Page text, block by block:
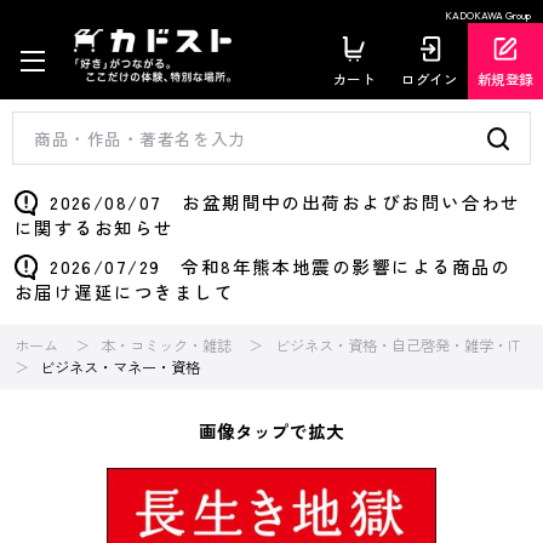
KADOKAWA Group
カート ログイン 新規登録
2026/08/07 お盆期間中の出荷およびお問い合わせ
に関するお知らせ
2026/07/29 令和8年熊本地震の影響による商品の
お届け遅延につきまして
ホーム 本・コミック・雑誌
ビジネス・資格・自己啓発・雑学・IT
ビジネス・マネー・資格
画像タップで拡大